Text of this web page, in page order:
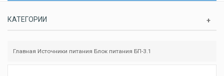
КАТЕГОРИИ
Главная Источники питания Блок питания БП-3.1